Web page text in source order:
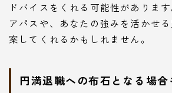
ドバイスをくれる可能性がありま
アパスや、あなたの強みを活かせ
案してくれるかもしれません。
円満退職への布石となる場合